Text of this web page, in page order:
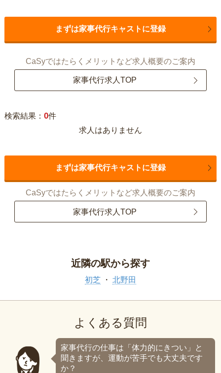
まずは家事代行キャストに登録
CaSyではたらくメリットなど求人概要のご案内
家事代行求人TOP
検索結果： 0件
求人はありません
まずは家事代行キャストに登録
CaSyではたらくメリットなど求人概要のご案内
家事代行求人TOP
近隣の駅から探す
初芝 北野田
よくある質問
家事代行の仕事は「体力的にきつい」と
聞きますが、運動が苦手でも大丈夫です
か？